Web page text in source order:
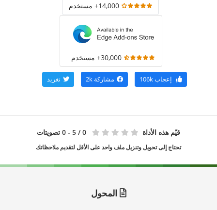
14,000+ مستخدم
30,000+ مستخدم
إعجاب106k مشاركة 2k تغريد
قيّم هذه الأداة 0 / 5 - 0 تصويتات
تحتاج إلى تحويل وتنزيل ملف واحد على الأقل لتقديم ملاحظاتك
المحول